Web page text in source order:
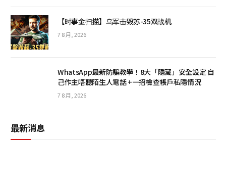
【时事金扫描】乌军击毁苏-35双战机
7 8 月, 2026
WhatsApp最新防騙教學！8大「隱藏」安全設定 自
己作主唔聽陌生人電話 +一招檢查帳戶私隱情況
7 8 月, 2026
最新消息